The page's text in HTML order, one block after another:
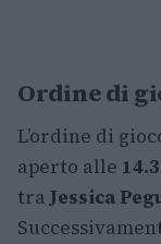
Ordine di
L’ordine di
aperto alle
traJessica